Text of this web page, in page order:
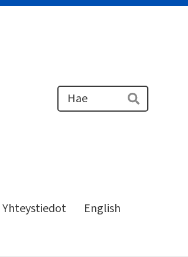
Hae
Yhteystiedot
English